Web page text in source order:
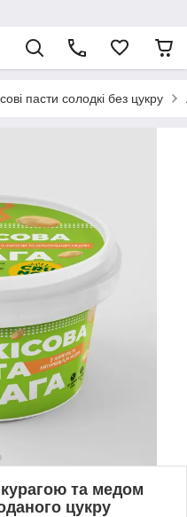
пасти солодкі без цукру
курагою та медом
цукру